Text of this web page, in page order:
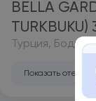
BELLA
TURKBUKU)
Турция, Бодрум
Показать отель